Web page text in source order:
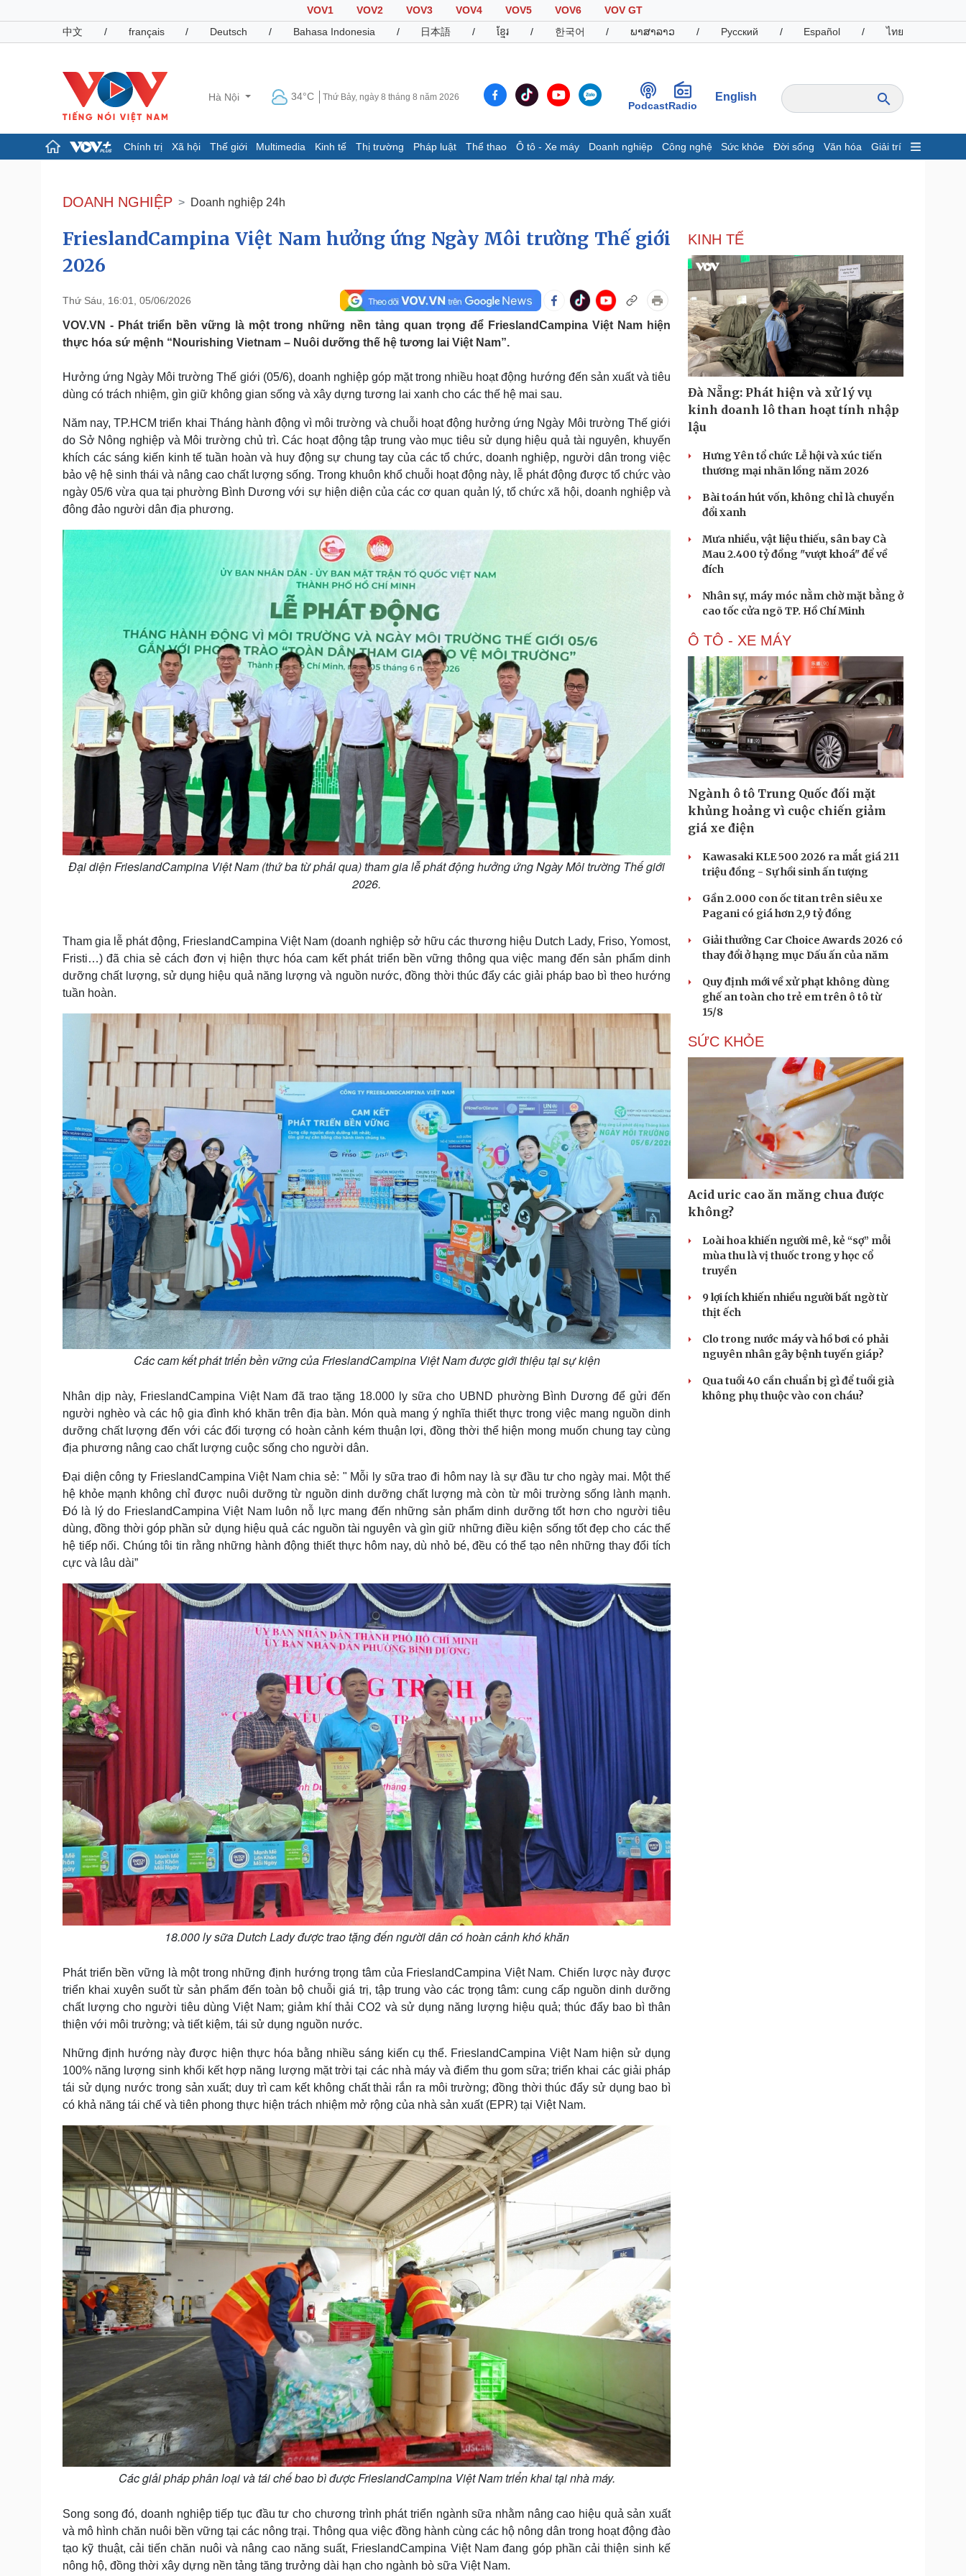
VOV1 VOV2 VOV3 VOV4 VOV5 VOV6
VOV GT
中文
/ français / Deutsch / Bahasa Indonesia / 日本語 / ខ្មែរ / 한국어 / ພາສາລາວ / Русский / Español / ไทย
Hà Nội 34°C Thứ Bảy, ngày 8 tháng 8 năm 2026
PodcastRadio
English
Chính trị Xã hội Thế giới Multimedia Kinh tế Thị trường Pháp luật Thể thao Ô tô - Xe máy Doanh nghiệp Công nghệ Sức khỏe Đời sống Văn hóa Giải trí
Đảng
Tổ chức nhân sự
Nhận diện sự thật
Tin 24h
Dự báo thời tiết
Dấu ấn VOV
Infographic
Giá cà phê
Pháp luật
Tin nóng
Tư vấn luật
Việt Nam
Phân tích
Thể thao
Bóng đá
Lịch thi đấu bóng đá
Thế giới thể thao
Hậu trường
Ô tô - Xe máy
Ô tô
Xe máy
Tư vấn
Doanh nghiệp
Thông tin doanh nghiệp
Doanh nghiệp 24h
Doanh nhân
Vì cộng đồng
Công nghệ
Sành điệu
Tin Công nghệ
Trải nghiệm
Chuyển đổi số
Sức khỏe
Dinh dưỡng - món ngon
Cây thuốc
Sản phụ khoa
Nhi khoa
Nam khoa
Làm đẹp - giảm cân
Phòng mạch online
Đời sống
Nhà đẹp
Blog
Tình yêu - Gia đình
Văn hóa
Sân khấu - Điện ảnh
Văn học
Âm nhạc
Di sản
Giải trí
Nghệ sĩ
Thời trang
Sao Việt
Tư vấn
Săn Tour
check-in
Podcast
Câu chuyện thời sự
Cửa sổ tình yêu
Kể chuyện cho bé
Hạt giống tâm hồn
Cải chính
DOANH NGHIỆP Doanh nghiệp 24h
FrieslandCampina Việt Nam hưởng ứng Ngày Môi trường Thế giới
2026
Thứ Sáu, 16:01, 05/06/2026
VOV.VN - Phát triển bền vững là một trong những nền tảng quan trọng để FrieslandCampina Việt Nam hiện
thực hóa sứ mệnh “Nourishing Vietnam – Nuôi dưỡng thế hệ tương lai Việt Nam”.
Hưởng ứng Ngày Môi trường Thế giới (05/6), doanh nghiệp góp mặt trong nhiều hoạt động hướng đến sản xuất và tiêu
dùng có trách nhiệm, gìn giữ không gian sống và xây dựng tương lai xanh cho các thế hệ mai sau.
Năm nay, TP.HCM triển khai Tháng hành động vì môi trường và chuỗi hoạt động hưởng ứng Ngày Môi trường Thế giới
do Sở Nông nghiệp và Môi trường chủ trì. Các hoạt động tập trung vào mục tiêu sử dụng hiệu quả tài nguyên, khuyến
khích các sáng kiến kinh tế tuần hoàn và huy động sự chung tay của các tổ chức, doanh nghiệp, người dân trong việc
bảo vệ hệ sinh thái và nâng cao chất lượng sống. Trong khuôn khổ chuỗi hoạt động này, lễ phát động được tổ chức vào
ngày 05/6 vừa qua tại phường Bình Dương với sự hiện diện của các cơ quan quản lý, tổ chức xã hội, doanh nghiệp và
đông đảo người dân địa phương.
Đại diện FrieslandCampina Việt Nam (thứ ba từ phải qua) tham gia lễ phát động hưởng ứng Ngày Môi trường Thế giới
2026.
Tham gia lễ phát động, FrieslandCampina Việt Nam (doanh nghiệp sở hữu các thương hiệu Dutch Lady, Friso, Yomost,
Fristi…) đã chia sẻ cách đơn vị hiện thực hóa cam kết phát triển bền vững thông qua việc mang đến sản phẩm dinh
dưỡng chất lượng, sử dụng hiệu quả năng lượng và nguồn nước, đồng thời thúc đẩy các giải pháp bao bì theo hướng
tuần hoàn.
Các cam kết phát triển bền vững của FrieslandCampina Việt Nam được giới thiệu tại sự kiện
Nhân dịp này, FrieslandCampina Việt Nam đã trao tặng 18.000 ly sữa cho UBND phường Bình Dương để gửi đến
người nghèo và các hộ gia đình khó khăn trên địa bàn. Món quà mang ý nghĩa thiết thực trong việc mang nguồn dinh
dưỡng chất lượng đến với các đối tượng có hoàn cảnh kém thuận lợi, đồng thời thể hiện mong muốn chung tay cùng
địa phương nâng cao chất lượng cuộc sống cho người dân.
Đại diện công ty FrieslandCampina Việt Nam chia sẻ: " Mỗi ly sữa trao đi hôm nay là sự đầu tư cho ngày mai. Một thế
hệ khỏe mạnh không chỉ được nuôi dưỡng từ nguồn dinh dưỡng chất lượng mà còn từ môi trường sống lành mạnh.
Đó là lý do FrieslandCampina Việt Nam luôn nỗ lực mang đến những sản phẩm dinh dưỡng tốt hơn cho người tiêu
dùng, đồng thời góp phần sử dụng hiệu quả các nguồn tài nguyên và gìn giữ những điều kiện sống tốt đẹp cho các thế
hệ tiếp nối. Chúng tôi tin rằng những hành động thiết thực hôm nay, dù nhỏ bé, đều có thể tạo nên những thay đổi tích
cực và lâu dài”
18.000 ly sữa Dutch Lady được trao tặng đến người dân có hoàn cảnh khó khăn
Phát triển bền vững là một trong những định hướng trọng tâm của FrieslandCampina Việt Nam. Chiến lược này được
triển khai xuyên suốt từ sản phẩm đến toàn bộ chuỗi giá trị, tập trung vào các trọng tâm: cung cấp nguồn dinh dưỡng
chất lượng cho người tiêu dùng Việt Nam; giảm khí thải CO2 và sử dụng năng lượng hiệu quả; thúc đẩy bao bì thân
thiện với môi trường; và tiết kiệm, tái sử dụng nguồn nước.
Những định hướng này được hiện thực hóa bằng nhiều sáng kiến cụ thể. FrieslandCampina Việt Nam hiện sử dụng
100% năng lượng sinh khối kết hợp năng lượng mặt trời tại các nhà máy và điểm thu gom sữa; triển khai các giải pháp
tái sử dụng nước trong sản xuất; duy trì cam kết không chất thải rắn ra môi trường; đồng thời thúc đẩy sử dụng bao bì
có khả năng tái chế và tiên phong thực hiện trách nhiệm mở rộng của nhà sản xuất (EPR) tại Việt Nam.
Các giải pháp phân loại và tái chế bao bì được FrieslandCampina Việt Nam triển khai tại nhà máy.
Song song đó, doanh nghiệp tiếp tục đầu tư cho chương trình phát triển ngành sữa nhằm nâng cao hiệu quả sản xuất
và mô hình chăn nuôi bền vững tại các nông trại. Thông qua việc đồng hành cùng các hộ nông dân trong hoạt động đào
tạo kỹ thuật, cải tiến chăn nuôi và nâng cao năng suất, FrieslandCampina Việt Nam đang góp phần cải thiện sinh kế
nông hộ, đồng thời xây dựng nền tảng tăng trưởng dài hạn cho ngành bò sữa Việt Nam.
KINH TẾ
Đà Nẵng: Phát hiện và xử lý vụ
kinh doanh lô than hoạt tính nhập
lậu
Hưng Yên tổ chức Lễ hội và xúc tiến
thương mại nhãn lồng năm 2026
Bài toán hút vốn, không chỉ là chuyển
đổi xanh
Mưa nhiều, vật liệu thiếu, sân bay Cà
Mau 2.400 tỷ đồng "vượt khoá" để về
đích
Nhân sự, máy móc nằm chờ mặt bằng ở
cao tốc cửa ngõ TP. Hồ Chí Minh
Ô TÔ - XE MÁY
Ngành ô tô Trung Quốc đối mặt
khủng hoảng vì cuộc chiến giảm
giá xe điện
Kawasaki KLE 500 2026 ra mắt giá 211
triệu đồng - Sự hồi sinh ấn tượng
Gần 2.000 con ốc titan trên siêu xe
Pagani có giá hơn 2,9 tỷ đồng
Giải thưởng Car Choice Awards 2026 có
thay đổi ở hạng mục Dấu ấn của năm
Quy định mới về xử phạt không dùng
ghế an toàn cho trẻ em trên ô tô từ
15/8
SỨC KHỎE
Acid uric cao ăn măng chua được
không?
Loài hoa khiến người mê, kẻ “sợ” mỗi
mùa thu là vị thuốc trong y học cổ
truyền
9 lợi ích khiến nhiều người bất ngờ từ
thịt ếch
Clo trong nước máy và hồ bơi có phải
nguyên nhân gây bệnh tuyến giáp?
Qua tuổi 40 cần chuẩn bị gì để tuổi già
không phụ thuộc vào con cháu?